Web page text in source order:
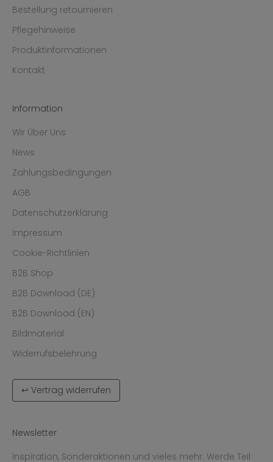
Bestellung retournieren
Pflegehinweise
Produktinformationen
Kontakt
Information
Wir Über Uns
News
Zahlungsbedingungen
AGB
Datenschutzerklärung
Impressum
Cookie-Richtlinien
B2B Shop
B2B Download (DE)
B2B Download (EN)
Bildmaterial
Widerrufsbelehrung
↩ Vertrag widerrufen
Newsletter
Inspiration, Sonderaktionen und vieles mehr. Werde Teil